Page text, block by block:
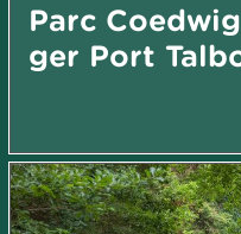
Parc
ger Port